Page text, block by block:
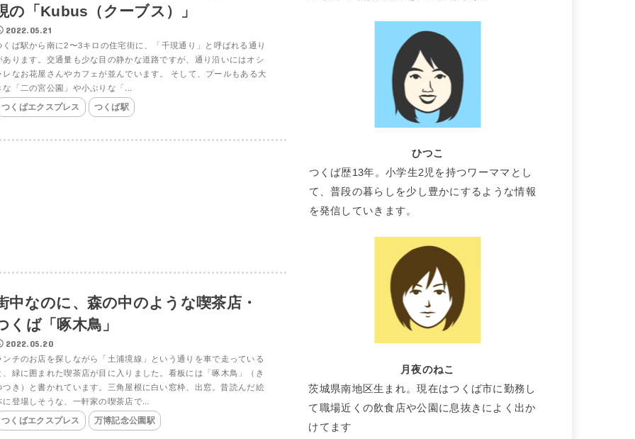
の「Kubus（クーブス）」
2022.05.21
くば駅から南に2〜3キロの住宅街に、「千現通り」と呼ばれる通り
あります。交通量も少な目の静かな道路ですが、通り沿いにはオシ
レなお花屋さんやカフェが並んでいます。 そして、プールもある大
な「二の宮公園」や小ぶりな「...
つくばエクスプレス つくば駅
中なのに、森の中のような喫茶店・
くば「啄木鳥」
2022.05.20
ンチのお店を探しながら「土浦境線」という通りを車で走っている
、緑に囲まれた喫茶店が目に入りました。看板には「啄木鳥」（き
つき）と書かれています。三角屋根に白い窓枠、出窓。昔読んだ絵
に登場しそうな、一軒家の喫茶店で...
つくばエクスプレス 万博記念公園駅
ひつこ
つくば歴13年。小学生2児を持つワーママとし
て、普段の暮らしを少し豊かにするような情報
を発信していきます。
月夜のねこ
茨城県南地区生まれ。現在はつくば市に勤務し
て職場近くの飲食店や公園に息抜きによく出か
けてます